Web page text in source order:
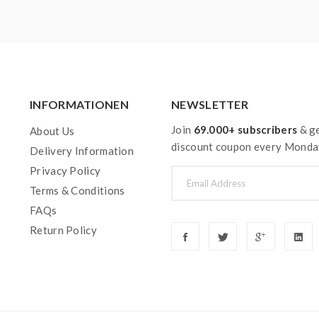
INFORMATIONEN
About Us
Delivery Information
Privacy Policy
Terms & Conditions
FAQs
Return Policy
NEWSLETTER
Join 69.000+ subscribers &
discount coupon every